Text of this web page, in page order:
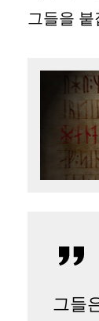
그들을 붙
그들